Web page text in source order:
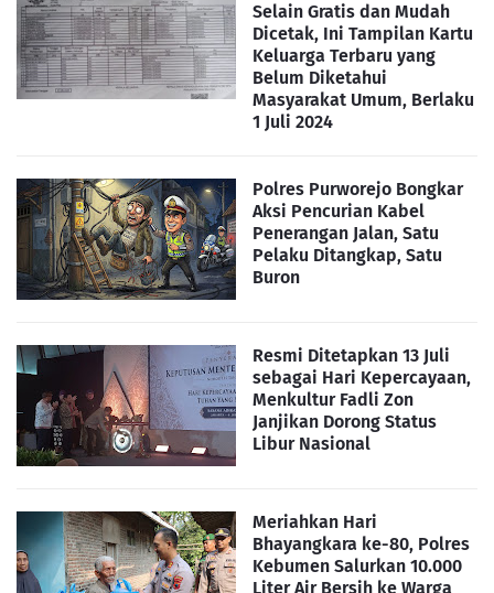
Selain Gratis dan Mudah
Dicetak, Ini Tampilan Kartu
Keluarga Terbaru yang
Belum Diketahui
Masyarakat Umum, Berlaku
1 Juli 2024
Polres Purworejo Bongkar
Aksi Pencurian Kabel
Penerangan Jalan, Satu
Pelaku Ditangkap, Satu
Buron
Resmi Ditetapkan 13 Juli
sebagai Hari Kepercayaan,
Menkultur Fadli Zon
Janjikan Dorong Status
Libur Nasional
Meriahkan Hari
Bhayangkara ke-80, Polres
Kebumen Salurkan 10.000
Liter Air Bersih ke Warga